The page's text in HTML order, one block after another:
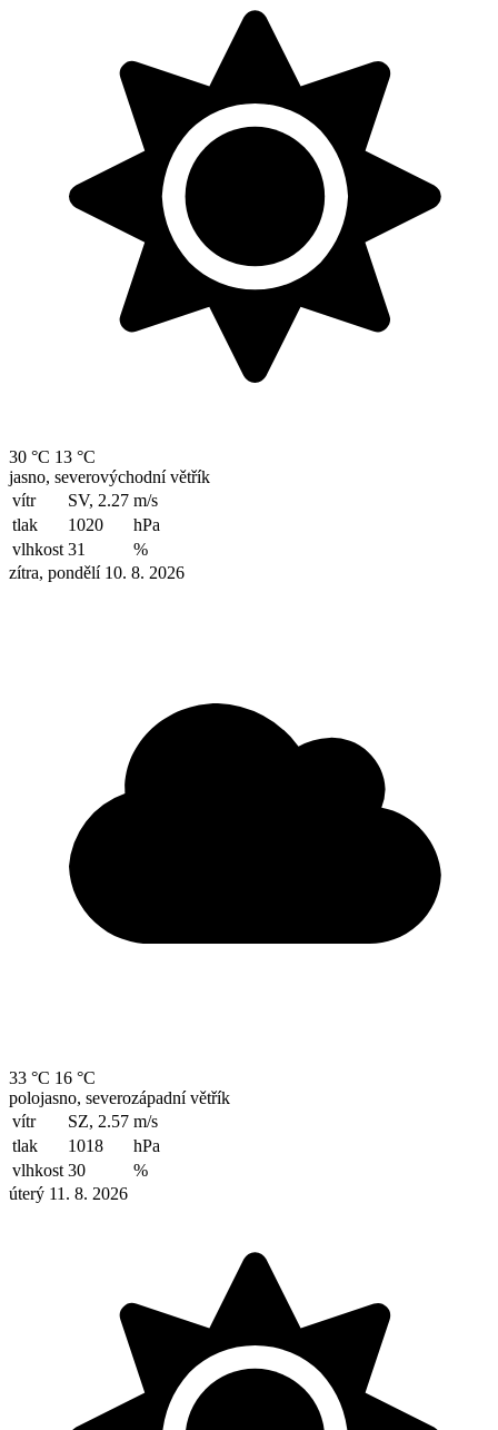
30 °C 13 °C
jasno, severovýchodní větřík
vítr
SV, 2.27 m/s
tlak
1020
hPa
vlhkost 31
%
zítra, pondělí 10. 8. 2026
33 °C 16 °C
polojasno, severozápadní větřík
vítr
SZ, 2.57 m/s
tlak
1018
hPa
vlhkost 30
%
úterý 11. 8. 2026